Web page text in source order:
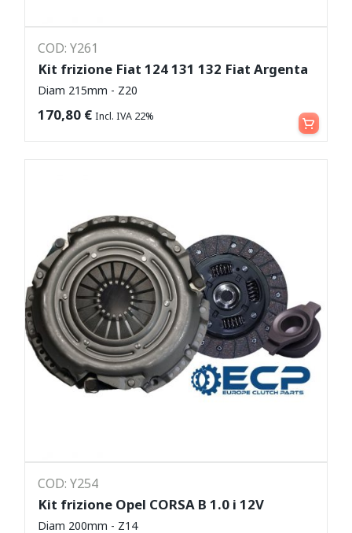
COD: Y261
Kit frizione Fiat 124 131 132 Fiat Argenta
Diam 215mm - Z20
170,80 € Incl. IVA 22% Aggiungi al carrello
COD: Y254
Kit frizione Opel CORSA B 1.0 i 12V
Diam 200mm - Z14